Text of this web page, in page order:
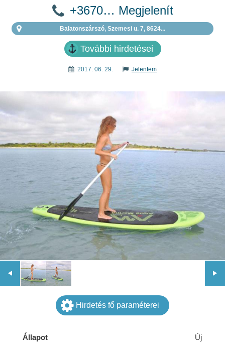
+3670… Megjelenít
Balatonszárszó, Szemesi u. 7, 8624...
További hirdetései
2017. 06. 29. Jelentem
Hirdetés fő paraméterei
Állapot
Új